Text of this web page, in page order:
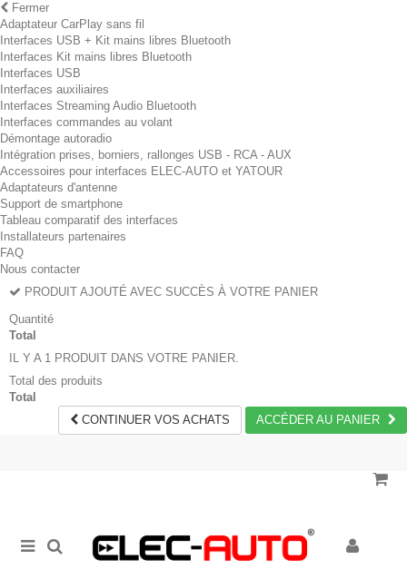
Fermer
Adaptateur CarPlay sans fil
Interfaces USB + Kit mains libres Bluetooth
Interfaces Kit mains libres Bluetooth
Interfaces USB
Interfaces auxiliaires
Interfaces Streaming Audio Bluetooth
Interfaces commandes au volant
Démontage autoradio
Intégration prises, borniers, rallonges USB - RCA - AUX
Accessoires pour interfaces ELEC-AUTO et YATOUR
Adaptateurs d'antenne
Support de smartphone
Tableau comparatif des interfaces
Installateurs partenaires
FAQ
Nous contacter
PRODUIT AJOUTÉ AVEC SUCCÈS À VOTRE PANIER
Quantité
Total
IL Y A 1 PRODUIT DANS VOTRE PANIER.
Total des produits
Total
CONTINUER VOS ACHATS
ACCÉDER AU PANIER